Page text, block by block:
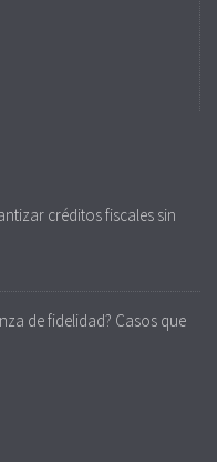
créditos fiscales sin
de fidelidad? Casos que